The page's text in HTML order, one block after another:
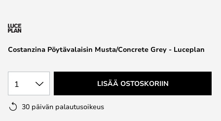
the
gallery
Costanzina Pöytävalaisin Musta/Concrete Grey - Luceplan
1 LISÄÄ OSTOSKORIIN
30 päivän palautusoikeus